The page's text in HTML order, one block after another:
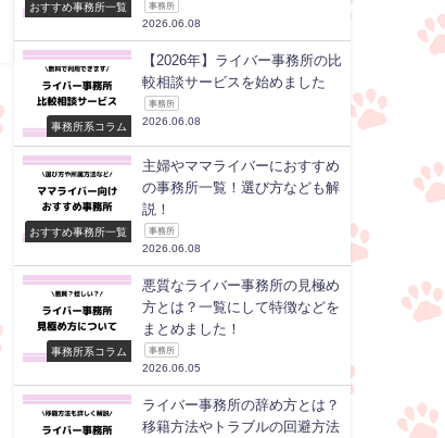
おすすめ事務所一覧 事務所
2026.06.08
事務所系コラム
【2026年】ライバー事務所の比
較相談サービスを始めました
事務所
2026.06.08
おすすめ事務所一覧
主婦やママライバーにおすすめ
の事務所一覧！選び方なども解
説！
事務所
2026.06.08
事務所系コラム
悪質なライバー事務所の見極め
方とは？一覧にして特徴などを
まとめました！
事務所
2026.06.05
ライバー事務所の辞め方とは？
移籍方法やトラブルの回避方法